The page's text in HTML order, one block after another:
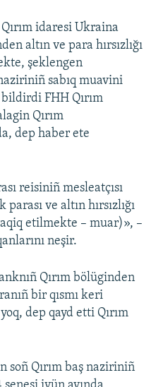
idaresi Ukraina
altın ve para hırsızlığı
şeklengen
sabıq muavini
FHH Qırım
Qırım
dep haber ete
reisiniñ mesleatçısı
ve altın hırsızlığı
etilmekte – muar)», –
neşir.
Qırım bölüginden
bir qısmı keri
dep qayd etti Qırım
soñ Qırım baş naziriniñ